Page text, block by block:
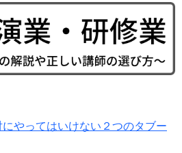
やってはいけない２つのタブー